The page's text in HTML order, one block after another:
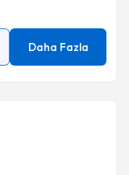
Daha Fazla